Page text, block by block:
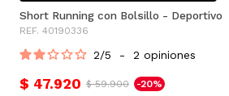
Short Running con Bolsillo - Deportivo
REF. 40190336
2/5 - 2 opiniones
$ 47.920 $ 59.900 -20%